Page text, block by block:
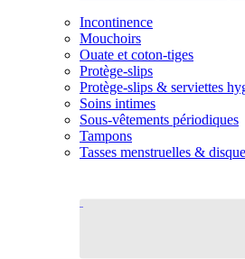
Incontinence
Mouchoirs
Ouate et coton-tiges
Protège-slips
Protège-slips & serviettes
Soins intimes
Sous-vêtements périodiques
Tampons
Tasses menstruelles &